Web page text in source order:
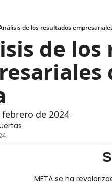
de los resultados
de los
febrero de 2024
META se ha